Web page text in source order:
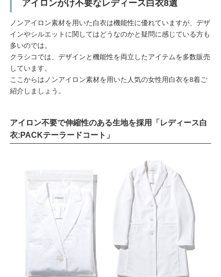
アイロンがけ不要なレディース白衣8選
ノンアイロン素材を用いた白衣は機能性に優れていますが、デザ
インやシルエットに関してはどうなのかと疑問に感じている方も
多いのでは。
クラシコでは、デザインと機能性を両立したアイテムを多数販売
しています。
ここからはノンアイロン素材を用いた人気の女性用白衣を8着ご
紹介しましょう。
アイロン不要で伸縮性のある生地を採用「レディース白
衣:PACKテーラードコート」